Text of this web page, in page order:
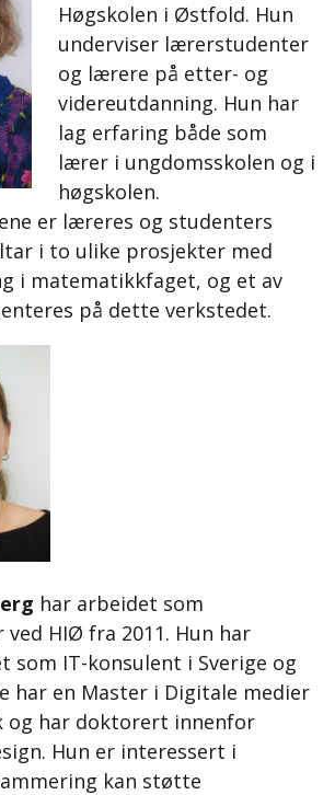
Høgskolen i Østfold. Hun
underviser lærerstudenter
og lærere på etter- og
videreutdanning. Hun har
lag erfaring både som
lærer i ungdomsskolen og i
høgskolen.
er læreres og studenters
i to ulike prosjekter med
i matematikkfaget, og et av
på dette verkstedet.
har arbeidet som
HIØ fra 2011. Hun har
som IT-konsulent i Sverige og
har en Master i Digitale medier
og har doktorert innenfor
Hun er interessert i
kan støtte